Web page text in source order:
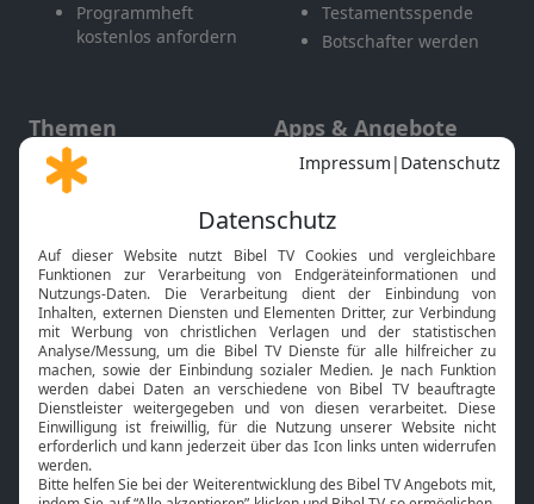
Programmheft
kostenlos anfordern
Testamentsspende
Botschafter werden
Themen
Gott und Bibel erklärt
Neuigkeiten
Apps & Angebote
Mobile App
Smart TV
HbbTV
Bibelthek Online-Bibel
Nächster Gottesdienst
Bibel TV
Über uns
Service
Kontakt